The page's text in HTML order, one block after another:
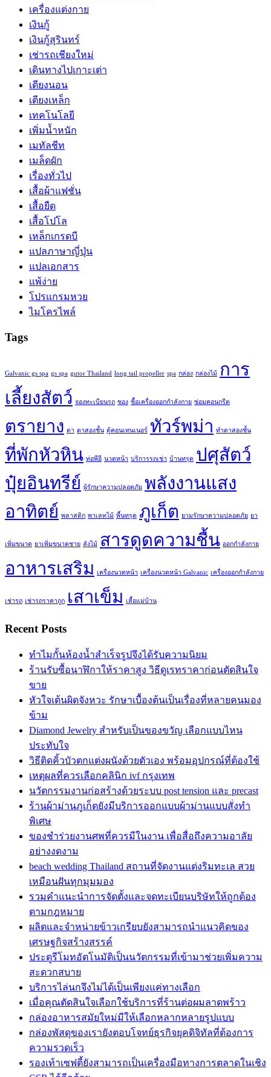
เครื่องแต่งกาย
เงินกู้
เงินกู้สุรินทร์
เช่ารถเชียงใหม่
เดินทางไปเกาะเต่า
เตียงนอน
เตียงเหล็ก
เทคโนโลยี
เพิ่มน้ำหนัก
เมทัลชีท
เมล็ดผัก
เรื่องทั่วไป
เสื้อผ้าแฟชั่น
เสื้อยืด
เสื้อโปโล
เหล็กเกรดบี
แปลภาษาญี่ปุ่น
แปลเอกสาร
แพ้ง่าย
โปรแกรมหวย
ไมโครไพล์
Tags
Galvanic gs spa gs spa gutor Thailand long tail propeller spa กล่อง กล่องไม้
การ
เลี้ยงสัตว์ จองทะเบียนรถ ซอง ซื้อเครื่องออกกำลังกาย ซ่อมคอนกรีต
ตรายาง ตา ตาสองชั้น ตู้คอนเทนเนอร์ ทัวร์พม่า ทำตาสองชั้น
ที่พักหัวหิน ท่อพีอี นวดหน้า บริการรถเช่า บ้านทรุด ปศุสัตว์
ปุ๋ยอินทรีย์ ผู้รักษาความปลอดภัย พลังงานแสง
อาทิตย์ พลาสติก พาเลทไม้ พื้นทรุด ภูเก็ต ยามรักษาความปลอดภัย ยา
เพิ่มขนาด ยาเพิ่มขนาดชาย ลังไม้ สารดูดความชื้น ออกกำลังกาย
อาหารเสริม เครื่องนวดหน้า เครื่องนวดหน้า Galvanic เครื่องออกกำลังกาย
เช่ารถ เช่ารถราคาถูก เสาเข็ม เสื้อแม่บ้าน
Recent Posts
ทำไมกั้นห้องน้ำสำเร็จรูปจึงได้รับความนิยม
ร้านรับซื้อนาฬิกาให้ราคาสูง วิธีดูเรทราคาก่อนตัดสินใจ
ขาย
หัวใจเต้นผิดจังหวะ รักษาเบื้องต้นเป็นเรื่องที่หลายคนมอง
ข้าม
Diamond Jewelry สำหรับเป็นของขวัญ เลือกแบบไหน
ประทับใจ
วิธีติดคิ้วบัวตกแต่งผนังด้วยตัวเอง พร้อมอุปกรณ์ที่ต้องใช้
เหตุผลที่ควรเลือกคลินิก ivf กรุงเทพ
นวัตกรรมงานก่อสร้างด้วยระบบ post tension และ precast
ร้านผ้าม่านภูเก็ตยังมีบริการออกแบบผ้าม่านแบบสั่งทำ
พิเศษ
ของชำร่วยงานศพที่ควรมีในงาน เพื่อสื่อถึงความอาลัย
อย่างงดงาม
beach wedding Thailand สถานที่จัดงานแต่งริมทะเล สวย
เหมือนฝันทุกมุมมอง
รวมคำแนะนำการจัดตั้งและจดทะเบียนบริษัทให้ถูกต้อง
ตามกฎหมาย
ผลิตและจำหน่ายข้าวเกรียบยังสามารถนำแนวคิดของ
เศรษฐกิจสร้างสรรค์
ประตูรีโมทอัตโนมัติเป็นนวัตกรรมที่เข้ามาช่วยเพิ่มความ
สะดวกสบาย
บริการไล่นกจึงไม่ได้เป็นเพียงแค่ทางเลือก
เมื่อคุณตัดสินใจเลือกใช้บริการที่ร้านต่อผมลาดพร้าว
กล่องอาหารสมัยใหม่มีให้เลือกหลากหลายรูปแบบ
กล่องพัสดุของเรายังตอบโจทย์ธุรกิจยุคดิจิทัลที่ต้องการ
ความรวดเร็ว
รองเท้าเซฟตี้ยังสามารถเป็นเครื่องมือทางการตลาดในเชิง